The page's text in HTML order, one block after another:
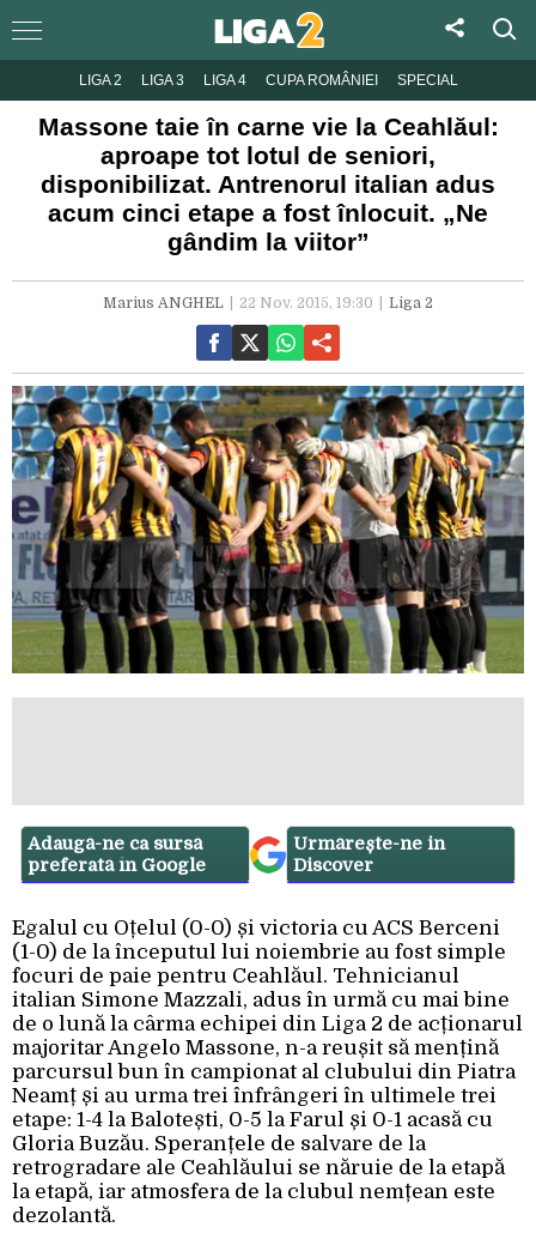
LIGA 2 LIGA 3 LIGA 4 CUPA ROMÂNIEI SPECIAL
Massone taie în carne vie la Ceahlăul:
aproape tot lotul de seniori,
disponibilizat. Antrenorul italian adus
acum cinci etape a fost înlocuit. „Ne
gândim la viitor”
Marius ANGHEL 22 Nov. 2015, 19:30 Liga 2
Adaugă-ne ca sursă
preferată în Google
Urmărește-ne in
Discover
Egalul cu Oțelul (0-0) și victoria cu ACS Berceni
(1-0) de la începutul lui noiembrie au fost simple
focuri de paie pentru Ceahlăul. Tehnicianul
italian Simone Mazzali, adus în urmă cu mai bine
de o lună la cârma echipei din Liga 2 de acționarul
majoritar Angelo Massone, n-a reușit să mențină
parcursul bun în campionat al clubului din Piatra
Neamț și au urma trei înfrângeri în ultimele trei
etape: 1-4 la Balotești, 0-5 la Farul și 0-1 acasă cu
Gloria Buzău. Speranțele de salvare de la
retrogradare ale Ceahlăului se năruie de la etapă
la etapă, iar atmosfera de la clubul nemțean este
dezolantă.